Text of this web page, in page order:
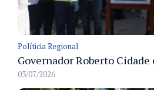
Políticia Regional
03/07/2026